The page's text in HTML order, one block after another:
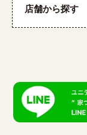
店舗から探す